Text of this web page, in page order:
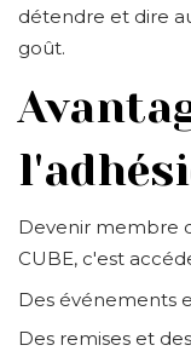
détendre et dire
goût.
Devenir membre
CUBE, c'est
Des événements
Des remises et